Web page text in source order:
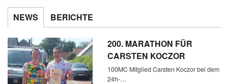
NEWS BERICHTE
200. MARATHON FÜR
CARSTEN KOCZOR
100MC Mitglied Carsten Koczor bei dem
24h-…